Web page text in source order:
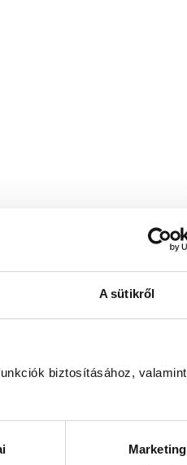
A sütikről
biztosításához, valamint
Marketing